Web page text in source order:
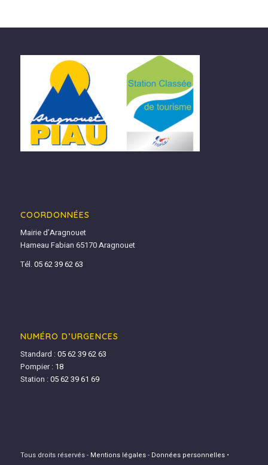
COORDONNÉES
Mairie d’Aragnouet
Hameau Fabian 65170 Aragnouet
Tél.05 62 39 62 63
NUMÉRO D’URGENCES
Standard :05 62 39 62 63
Pompier : 18
Station :05 62 39 61 69
Tous droits réservés - Mentions légales- Données personnelles•